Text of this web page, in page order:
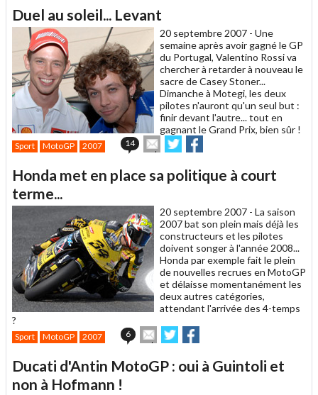
à
un
ami
Duel au soleil... Levant
20 septembre 2007 - Une
semaine après avoir gagné le GP
du Portugal, Valentino Rossi va
chercher à retarder à nouveau le
sacre de Casey Stoner...
Dimanche à Motegi, les deux
pilotes n'auront qu'un seul but :
finir devant l'autre... tout en
gagnant le Grand Prix, bien sûr !
Sport MotoGP 2007 14
Envoyer
cet
à
Partager
sur sur
Honda met en place sa politique à court
terme...
20 septembre 2007 - La saison
2007 bat son plein mais déjà les
constructeurs et les pilotes
doivent songer à l'année 2008...
Honda par exemple fait le plein
de nouvelles recrues en MotoGP
et délaisse momentanément les
deux autres catégories,
attendant l'arrivée des 4-temps
?
Sport MotoGP 2007 6
Envoyer
cet
à
Partager
sur sur
Ducati d'Antin MotoGP : oui à Guintoli et
non à Hofmann !